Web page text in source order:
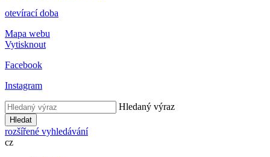
otevírací doba
Mapa webu
Vytisknout
Facebook
Instagram
Hledaný výraz
Hledat
rozšířené vyhledávání
cz